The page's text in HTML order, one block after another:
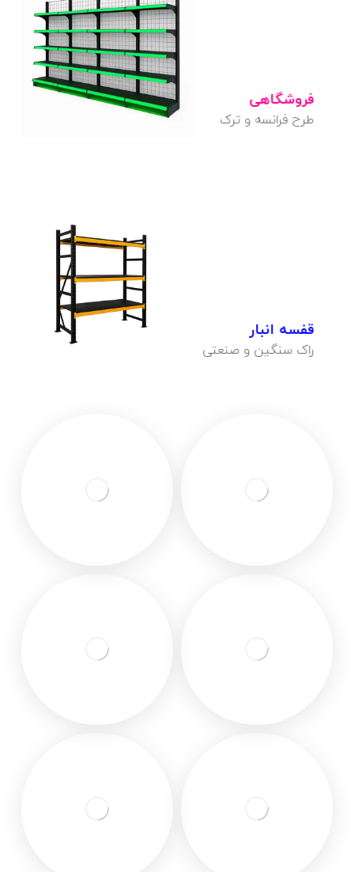
فروشگاهی
طرح فرانسه و ترک
قفسه فروشگاهی
طرح ترک و فرانسه !
بازدید محصولات !
قفسه انبار
راک سنگین و صنعتی
قفسه انبار !
راک سنگین و صنعتی
بازدید محصولات !